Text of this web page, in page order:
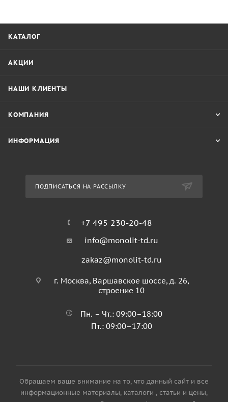
КАТАЛОГ
АКЦИИ
НАШИ КЛИЕНТЫ
КОМПАНИЯ
ИНФОРМАЦИЯ
ПОДПИСАТЬСЯ НА РАССЫЛКУ
+7 495 230-20-48
info@monolit-td.ru
zakaz@monolit-td.ru
г. Москва, Варшавское шоссе, д. 26,
строение 10
Пн. – Чт.: 09:00–18:00
Пт.: 09:00–17:00
Обращаем ваше внимание на то, что данный сайт и все
информационные материалы, каталоги , статьи и цены,